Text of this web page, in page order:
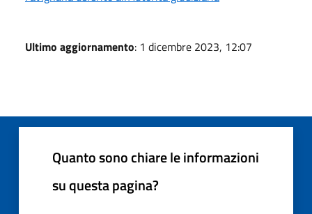
Ultimo aggiornamento: 1 dicembre 2023, 12:07
Quanto sono chiare le informazioni
su questa pagina?